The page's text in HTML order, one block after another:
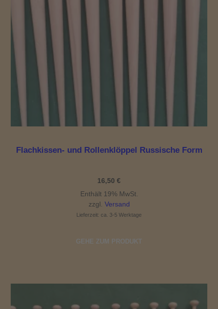
Flachkissen- und Rollenklöppel Russische Form
16,50 €
Enthält 19% MwSt.
zzgl. Versand
Lieferzeit: ca. 3-5 Werktage
GEHE ZUM PRODUKT
Dieses Produkt weist mehrere Varianten auf. Die Optionen können auf der Produktseite gewählt werden